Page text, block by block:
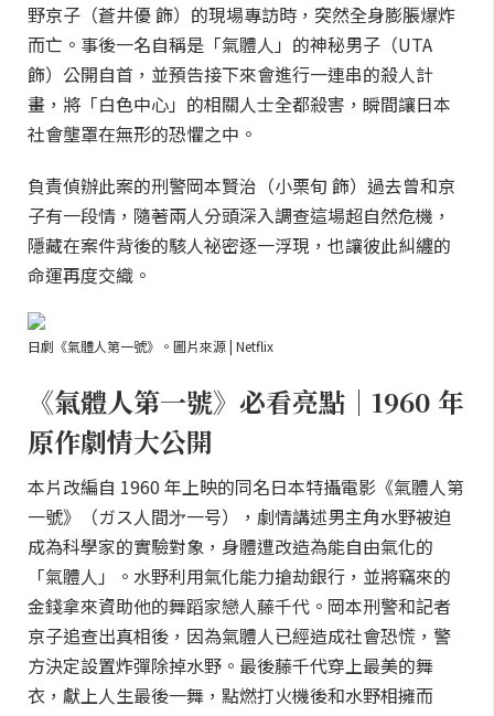
野京子（蒼井優 飾）的現場專訪時，突然全身膨脹爆炸
而亡。事後一名自稱是「氣體人」的神秘男子（UTA
飾）公開自首，並預告接下來會進行一連串的殺人計
畫，將「白色中心」的相關人士全都殺害，瞬間讓日本
社會壟罩在無形的恐懼之中。
負責偵辦此案的刑警岡本賢治（小栗旬 飾）過去曾和京
子有一段情，隨著兩人分頭深入調查這場超自然危機，
隱藏在案件背後的駭人祕密逐一浮現，也讓彼此糾纏的
命運再度交織。
日劇《氣體人第一號》。圖片來源 | Netflix
《氣體人第一號》必看亮點｜1960 年
原作劇情大公開
本片改編自 1960 年上映的同名日本特攝電影《氣體人第
一號》（ガス人間㐧一号），劇情講述男主角水野被迫
成為科學家的實驗對象，身體遭改造為能自由氣化的
「氣體人」。水野利用氣化能力搶劫銀行，並將竊來的
金錢拿來資助他的舞蹈家戀人藤千代。岡本刑警和記者
京子追查出真相後，因為氣體人已經造成社會恐慌，警
方決定設置炸彈除掉水野。最後藤千代穿上最美的舞
衣，獻上人生最後一舞，點燃打火機後和水野相擁而